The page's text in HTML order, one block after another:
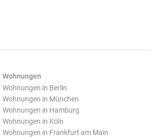
Wohnungen
Wohnungen in Berlin
Wohnungen in München
Wohnungen in Hamburg
Wohnungen in Köln
Wohnungen in Frankfurt am Main